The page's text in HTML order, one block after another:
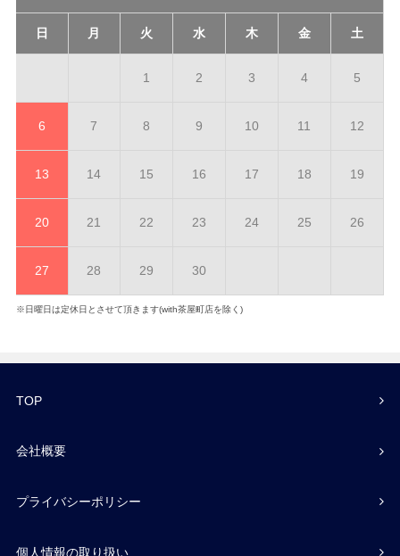
日 月 火 水 木 金 土
1 2 3 4 5
6 7 8 9 10 11 12
13 14 15 16 17 18 19
20 21 22 23 24 25 26
27 28 29 30
※日曜日は定休日とさせて頂きます(with茶屋町店を除く)
TOP
会社概要
プライバシーポリシー
個人情報の取り扱い